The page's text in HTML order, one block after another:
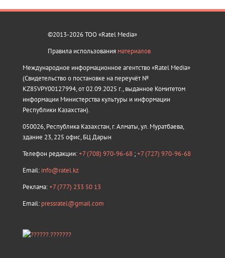
©2013-2026 ТОО «Ratel Media»
Правила использования материалов
Международное информационное агентство «Ratel Media»
(Свидетельство о постановке на переучёт №
KZ85VPY00127994, от 02.09.2025 г., выданное Комитетом
информации Министерства культуры и информации
Республики Казахстан).
050026, Республика Казахстан, г. Алматы, ул. Муратбаева,
здание 23, 225 офис, БЦ Дарын
Телефон редакции:+7 (708) 970-96-68 ;+7 (727) 970-96-68
Email: info@ratel.kz
Реклама:+7 (777) 233 50 13
Email: pressratel@gmail.com